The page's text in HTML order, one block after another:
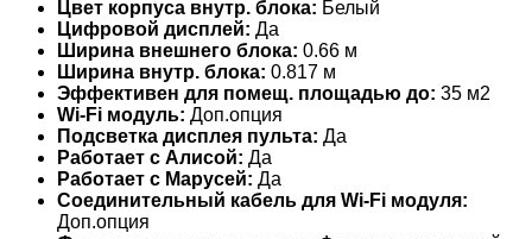
Цвет корпуса внутр. блока: Белый
Цифровой дисплей: Да
Ширина внешнего блока: 0.66 м
Ширина внутр. блока: 0.817 м
Эффективен для помещ. площадью до: 35 м2
Wi-Fi модуль: Доп.опция
Подсветка дисплея пульта: Да
Работает с Алисой: Да
Работает с Марусей: Да
Соединительный кабель для Wi-Fi модуля:
Доп.опция